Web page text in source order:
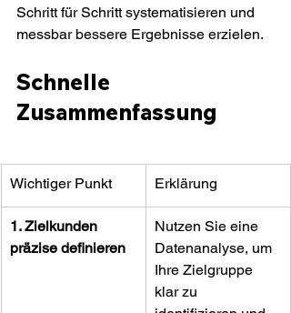
Schritt für Schritt systematisieren und
messbar bessere Ergebnisse erzielen.
Schnelle
Zusammenfassung
Wichtiger Punkt Erklärung
1. Zielkunden
präzise definieren
Nutzen Sie eine
Datenanalyse, um
Ihre Zielgruppe
klar zu